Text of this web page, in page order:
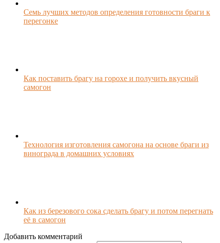
Семь лучших методов определения готовности браги к
перегонке
Как поставить брагу на горохе и получить вкусный
самогон
Технология изготовления самогона на основе браги из
винограда в домашних условиях
Как из березового сока сделать брагу и потом перегнать
её в самогон
Добавить комментарий